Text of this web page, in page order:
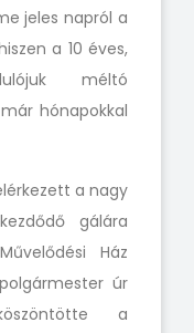
jeles napról a
a 10 éves,
méltó
hónapokkal
a nagy
gálára
Ház
úr
a